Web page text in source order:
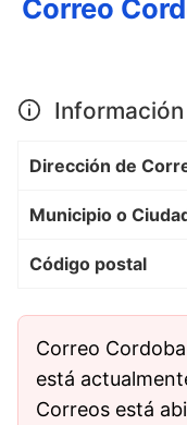
Correo
Información
Dirección de
Municipio o
Código postal
Correo
está
Correos está